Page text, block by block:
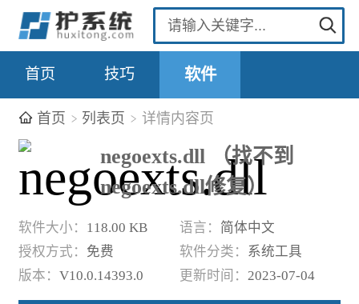
首页 技巧 软件
首页 列表页 详情内容页
negoexts.dll （找不到
negoexts.dll修复）
软件大小： 118.00 KB 语言： 简体中文
授权方式： 免费 软件分类： 系统工具
版本：V10.0.14393.0 更新时间： 2023-07-04